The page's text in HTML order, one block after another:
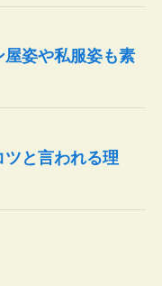
屋姿や私服姿も素
ツと言われる理